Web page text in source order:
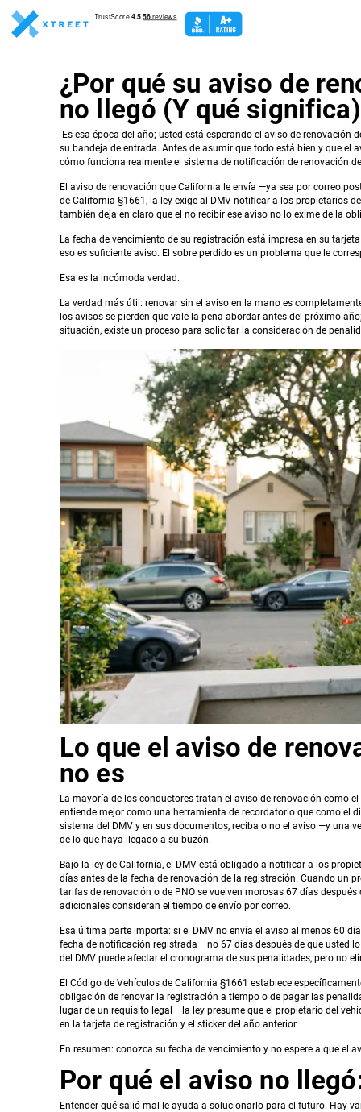
¿Por qué su aviso de
no llegó (Y qué
Es esa época del año; usted está esperando el aviso de renovación
su bandeja de entrada. Antes de asumir que todo está bien y que el
cómo funciona realmente el sistema de notificación de renovación
El aviso de renovación que California le envía —ya sea por correo
de California §1661, la ley exige al DMV notificar a los propietarios
también deja en claro que el no recibir ese aviso no lo exime de la
La fecha de vencimiento de su registración está impresa en su
eso es suficiente aviso. El sobre perdido es un problema que le
Esa es la incómoda verdad.
La verdad más útil: renovar sin el aviso en la mano es
los avisos se pierden que vale la pena abordar antes del próximo
situación, existe un proceso para solicitar la consideración de
Lo que el aviso de
no es
La mayoría de los conductores tratan el aviso de renovación como
entiende mejor como una herramienta de recordatorio que como el
sistema del DMV y en sus documentos, reciba o no el aviso —y una
de lo que haya llegado a su buzón.
Bajo la ley de California, el DMV está obligado a notificar a los
días antes de la fecha de renovación de la registración. Cuando un
tarifas de renovación o de PNO se vuelven morosas 67 días
adicionales consideran el tiempo de envío por correo.
Esa última parte importa: si el DMV no envía el aviso al menos 60
fecha de notificación registrada —no 67 días después de que usted
del DMV puede afectar el cronograma de sus penalidades, pero no
El Código de Vehículos de California §1661 establece
obligación de renovar la registración a tiempo o de pagar las
lugar de un requisito legal —la ley presume que el propietario del
en la tarjeta de registración y el sticker del año anterior.
En resumen: conozca su fecha de vencimiento y no espere a que el
Por qué el aviso no
Entender qué salió mal le ayuda a solucionarlo para el futuro. Hay